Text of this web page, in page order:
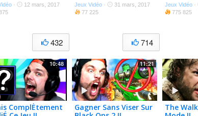
·
12 mars, 2017
432
Jeux Vidéo ·
31 mars, 2017
77 225
714
Jeux Vidéo ·
775 825
10:48
ComplÈtement
11:21
Gagner Sans Viser Sur
The